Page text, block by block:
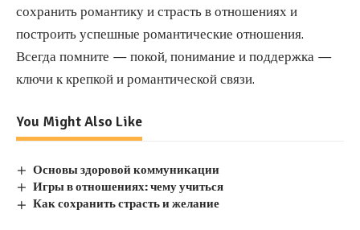
сохранить романтику и страсть в отношениях и
построить успешные романтические отношения.
Всегда помните — покой, понимание и поддержка —
ключи к крепкой и романтической связи.
You Might Also Like
Основы здоровой коммуникации
Игры в отношениях: чему учиться
Как сохранить страсть и желание